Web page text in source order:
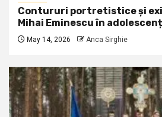
Contururi portretistice și
Mihai Eminescu în
May 14, 2026 Anca Sirghie